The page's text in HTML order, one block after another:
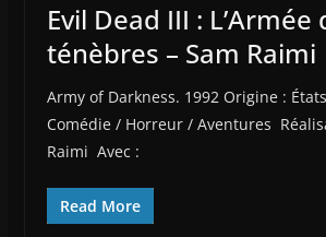
Evil Dead III : L’Armée
ténèbres – Sam Raimi
Army of Darkness. 1992 Origine :
Comédie / Horreur / Aventures
Raimi Avec :
Read More